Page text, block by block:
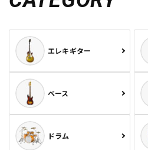
エレキギター
ベース
ドラム